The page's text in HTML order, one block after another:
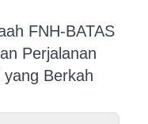
FNH-BATAS
Perjalanan
yang Berkah